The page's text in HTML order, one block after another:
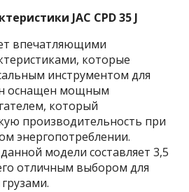
JAC CPD 35 J
впечатляющими
которые
инструментом для
оснащен мощным
который
производительность при
энергопотреблении.
модели составляет 3,5
отличным выбором для